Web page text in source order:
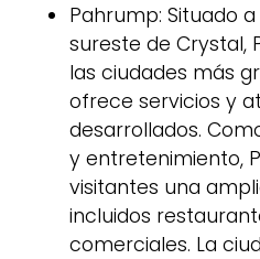
Pahrump: Situado
sureste de Crystal,
las ciudades más
ofrece servicios y
desarrollados.
y entretenimiento,
visitantes una
incluidos
comerciales. La